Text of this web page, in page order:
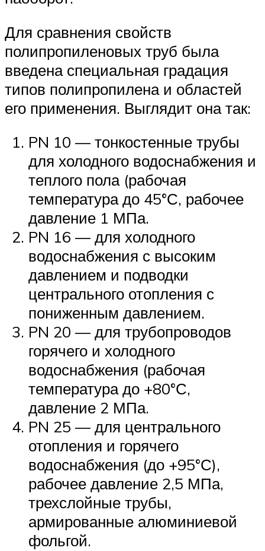
Для сравнения свойств
полипропиленовых труб была
введена специальная градация
типов полипропилена и областей
его применения. Выглядит она так:
PN 10 — тонкостенные трубы
для холодного водоснабжения и
теплого пола (рабочая
температура до 45°С, рабочее
давление 1 МПа.
PN 16 — для холодного
водоснабжения с высоким
давлением и подводки
центрального отопления с
пониженным давлением.
PN 20 — для трубопроводов
горячего и холодного
водоснабжения (рабочая
температура до +80°С,
давление 2 МПа.
PN 25 — для центрального
отопления и горячего
водоснабжения (до +95°С),
рабочее давление 2,5 МПа,
трехслойные трубы,
армированные алюминиевой
фольгой.